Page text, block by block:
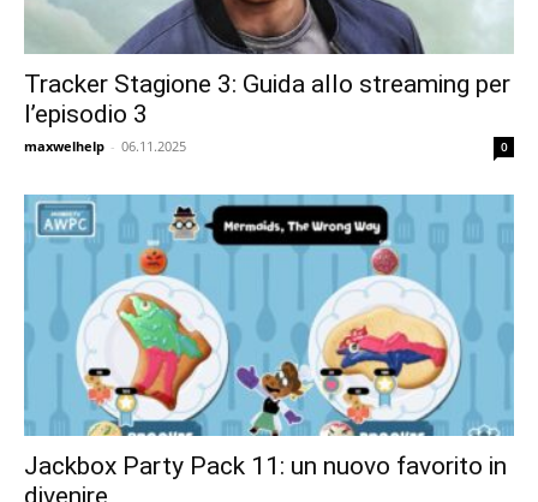
Tracker Stagione 3: Guida allo streaming per
l’episodio 3
maxwelhelp - 06.11.2025 0
Jackbox Party Pack 11: un nuovo favorito in